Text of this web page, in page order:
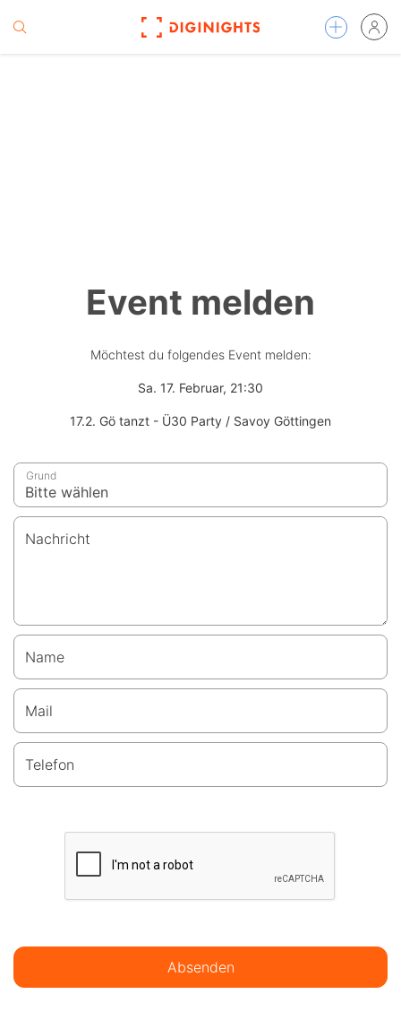
Event melden
Möchtest du folgendes Event melden:
Sa. 17. Februar, 21:30
17.2. Gö tanzt - Ü30 Party / Savoy Göttingen
Grund
Nachricht
Name
Mail
Telefon
Absenden